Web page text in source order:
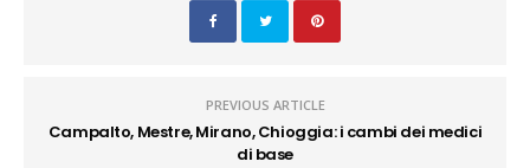
PREVIOUS ARTICLE
Campalto, Mestre, Mirano, Chioggia: i cambi dei medici
di base